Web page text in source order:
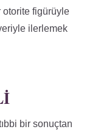
figürüyle
ilerlemek
bir sonuçtan